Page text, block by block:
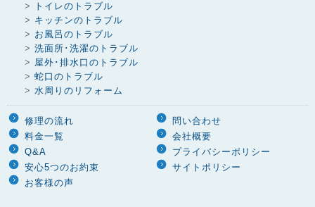
>
トイレのトラブル
> キッチンのトラブル
> お風呂のトラブル
> 洗面所･洗濯のトラブル
> 屋外･排水口のトラブル
> 蛇口のトラブル
> 水周りのリフォーム
修理の流れ
料金一覧
Q&A
安心5つのお約束
お客様の声
問い合わせ
会社概要
プライバシーポリシー
サイトポリシー